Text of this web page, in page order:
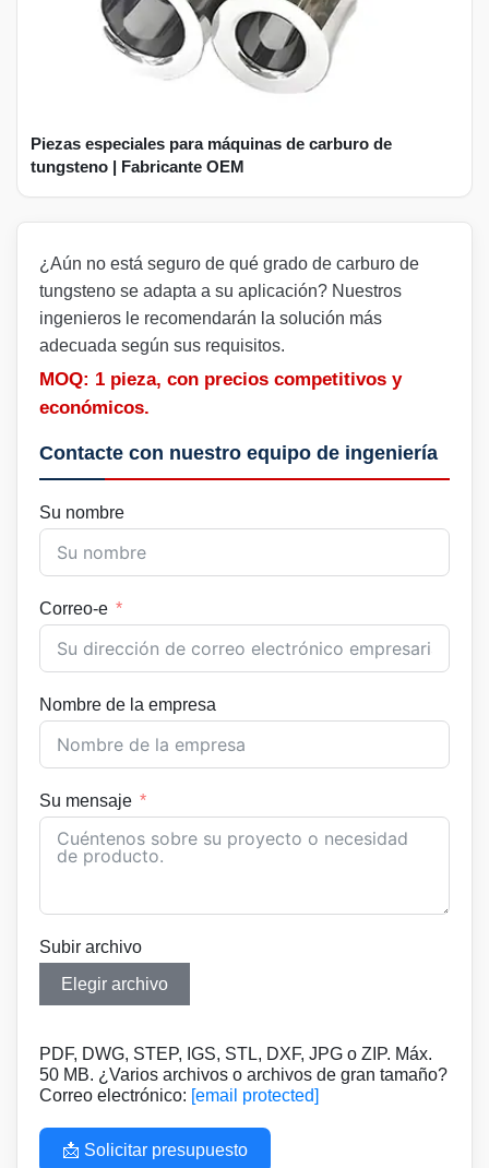
Piezas especiales para máquinas de carburo de
tungsteno | Fabricante OEM
¿Aún no está seguro de qué grado de carburo de
tungsteno se adapta a su aplicación? Nuestros
ingenieros le recomendarán la solución más
adecuada según sus requisitos.
MOQ: 1 pieza, con precios competitivos y
económicos.
Contacte con nuestro equipo de ingeniería
Su nombre
Correo-e
Nombre de la empresa
Su mensaje
Subir archivo
Elegir archivo
PDF, DWG, STEP, IGS, STL, DXF, JPG o ZIP. Máx.
50 MB. ¿Varios archivos o archivos de gran tamaño?
Correo electrónico: [email protected]
📩 Solicitar presupuesto